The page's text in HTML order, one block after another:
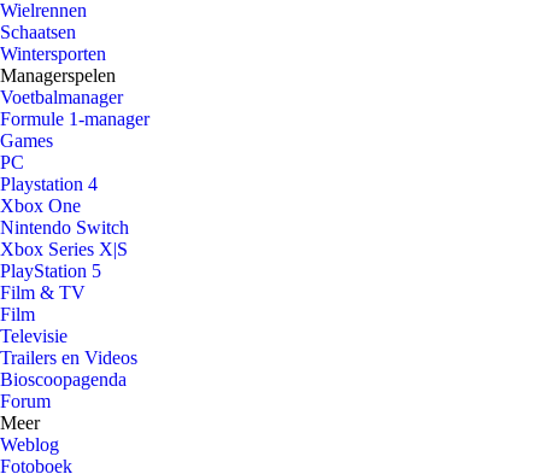
Wielrennen
Schaatsen
Wintersporten
Managerspelen
Voetbalmanager
Formule 1-manager
Games
PC
Playstation 4
Xbox One
Nintendo Switch
Xbox Series X|S
PlayStation 5
Film & TV
Film
Televisie
Trailers en Videos
Bioscoopagenda
Forum
Meer
Weblog
Fotoboek